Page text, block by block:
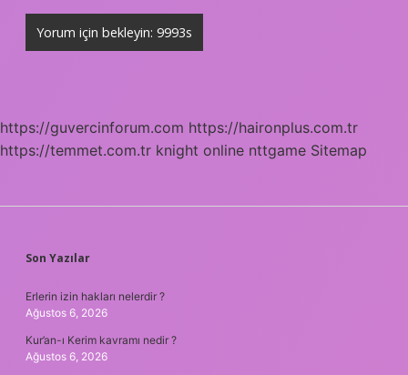
https://guvercinforum.com https://haironplus.com.tr
https://temmet.com.tr knight online nttgame Sitemap
SIDEBAR
Son Yazılar
Erlerin izin hakları nelerdir ?
Ağustos 6, 2026
Kur’an-ı Kerim kavramı nedir ?
Ağustos 6, 2026